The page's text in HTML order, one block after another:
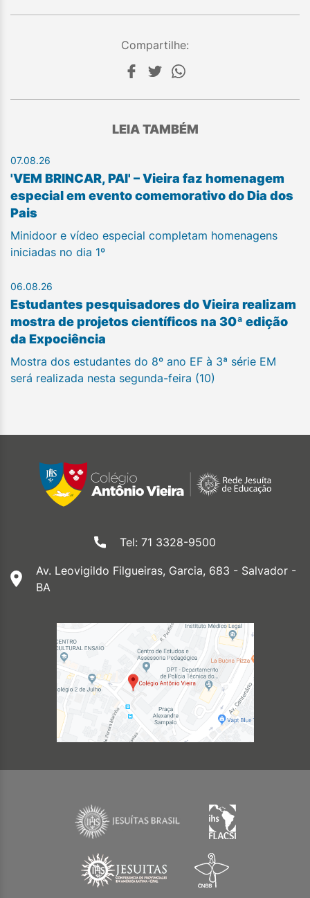
Compartilhe:
LEIA TAMBÉM
07.08.26
'VEM BRINCAR, PAI' – Vieira faz homenagem
especial em evento comemorativo do Dia dos
Pais
Minidoor e vídeo especial completam homenagens
iniciadas no dia 1º
06.08.26
Estudantes pesquisadores do Vieira realizam
mostra de projetos científicos na 30ª edição
da Expociência
Mostra dos estudantes do 8º ano EF à 3ª série EM
será realizada nesta segunda-feira (10)
Tel: 71 3328-9500
Av. Leovigildo Filgueiras, Garcia, 683 - Salvador -
BA